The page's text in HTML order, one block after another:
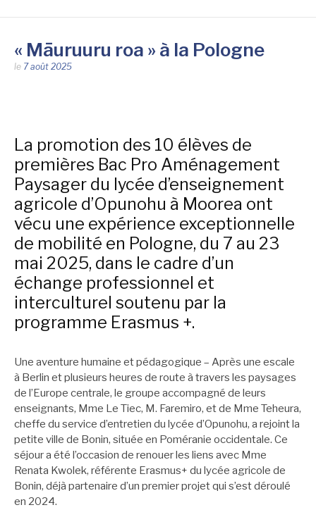
« Māuruuru roa » à la Pologne
le 7 août 2025
La promotion des 10 élèves de
premières Bac Pro Aménagement
Paysager du lycée d’enseignement
agricole d’Opunohu à Moorea ont
vécu une expérience exceptionnelle
de mobilité en Pologne, du 7 au 23
mai 2025, dans le cadre d’un
échange professionnel et
interculturel soutenu par la
programme Erasmus +.
Une aventure humaine et pédagogique – Après une escale
à Berlin et plusieurs heures de route à travers les paysages
de l’Europe centrale, le groupe accompagné de leurs
enseignants, Mme Le Tiec, M. Faremiro, et de Mme Teheura,
cheffe du service d’entretien du lycée d’Opunohu, a rejoint la
petite ville de Bonin, située en Poméranie occidentale. Ce
séjour a été l’occasion de renouer les liens avec Mme
Renata Kwolek, référente Erasmus+ du lycée agricole de
Bonin, déjà partenaire d’un premier projet qui s’est déroulé
en 2024.